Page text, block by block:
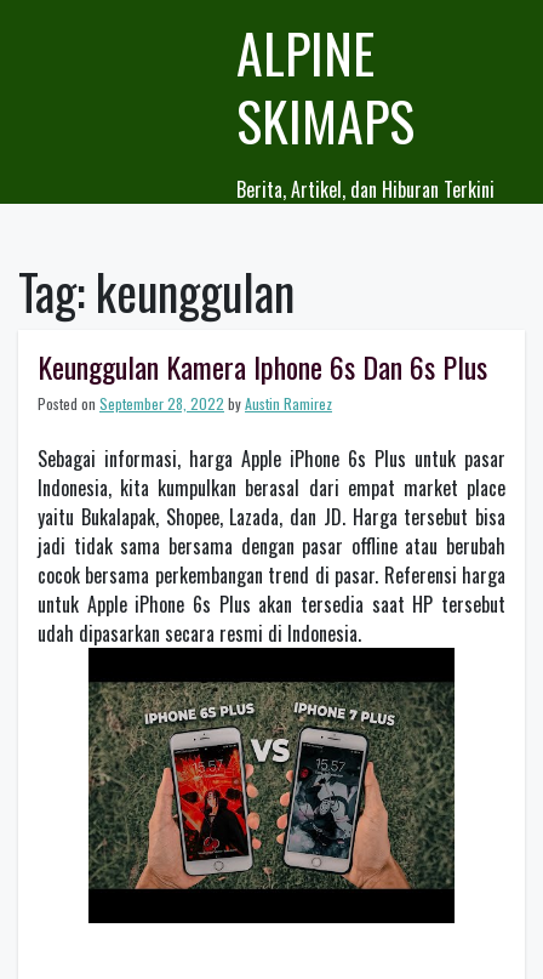
ALPINE
SKIMAPS
Berita, Artikel, dan Hiburan Terkini
Tag:keunggulan
Keunggulan Kamera Iphone 6s Dan 6s Plus
Posted on September 28, 2022 byAustin Ramirez
Sebagai informasi, harga Apple iPhone 6s Plus untuk pasar
Indonesia, kita kumpulkan berasal dari empat market place
yaitu Bukalapak, Shopee, Lazada, dan JD. Harga tersebut bisa
jadi tidak sama bersama dengan pasar offline atau berubah
cocok bersama perkembangan trend di pasar. Referensi harga
untuk Apple iPhone 6s Plus akan tersedia saat HP tersebut
udah dipasarkan secara resmi di Indonesia.